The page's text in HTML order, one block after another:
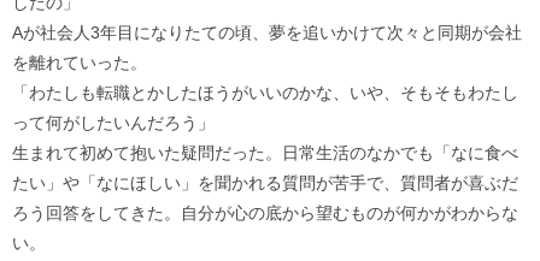
Aが社会人3年目になりたての頃、夢を追いかけて次々と同期が会社
を離れていった。
「わたしも転職とかしたほうがいいのかな、いや、そもそもわたし
って何がしたいんだろう」
生まれて初めて抱いた疑問だった。日常生活のなかでも「なに食べ
たい」や「なにほしい」を聞かれる質問が苦手で、質問者が喜ぶだ
ろう回答をしてきた。自分が心の底から望むものが何かがわからな
い。